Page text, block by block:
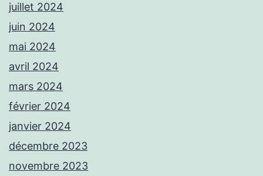
juillet 2024
juin 2024
mai 2024
avril 2024
mars 2024
février 2024
janvier 2024
décembre 2023
novembre 2023